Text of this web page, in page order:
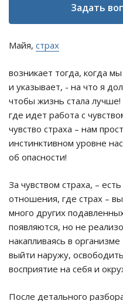
Задать
Майя, страх
возникает тогда, когда
и указывает, - на что я
чтобы жизнь стала
где идет работа с
чувство страха – нам
инстинктивном уровне
об опасности!
За чувством страха, –
отношения, где страх –
много других
появляются, но не
накапливаясь в
выйти наружу,
восприятие на себя и
После детального